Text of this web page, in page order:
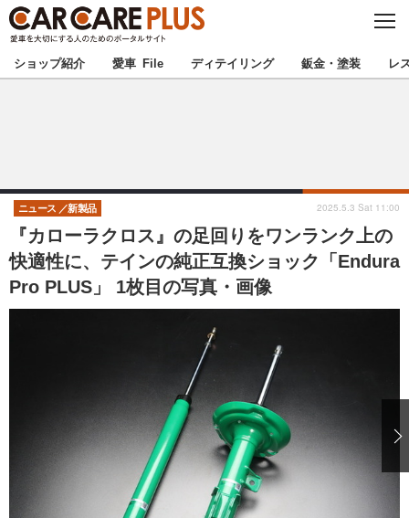
C
S
E
★カーケアプラス認定★ 厳選プロショップを地域から探す
甲信越 北陸
東海 関西
中国 四国
ショップレポート 愛車 File
自動車豆知識 ストップ！不具合修理＆粗悪修理
ディテイリング
ディテイリング 洗車
ヘッドライト磨き コーティング
鈑金・塗装
小キズ直し
ショップ紹介 愛車 File ディテイリング 鈑金・塗装 レ
『カローラクロス』の足回りをワンランク上の
快適性に、テインの純正互換ショック「Endura
Pro PLUS」 1枚目の写真・画像
ニュース 新製品 2025.5.3 Sat 11:00